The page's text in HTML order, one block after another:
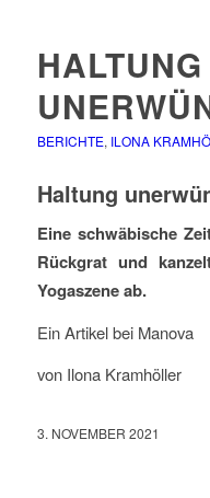
HALTUNG
BERICHTE, ILONA
Haltung
Eine schwäbische
Rückgrat und
Yogaszene ab.
Ein Artikel bei Manova
von Ilona Kramhöller
3. NOVEMBER 2021